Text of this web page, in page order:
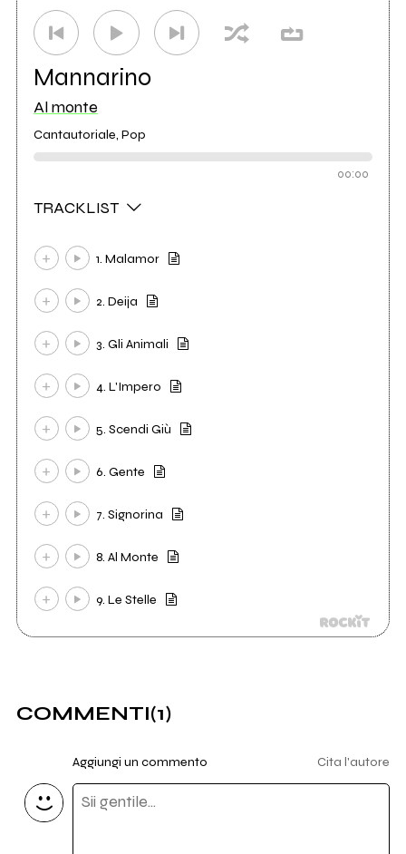
Mannarino
Al monte
Cantautoriale, Pop
00:00
TRACKLIST
1. Malamor
2. Deija
3. Gli Animali
4. L'Impero
5. Scendi Giù
6. Gente
7. Signorina
8. Al Monte
9. Le Stelle
COMMENTI(1)
Aggiungi un commento Cita l'autore